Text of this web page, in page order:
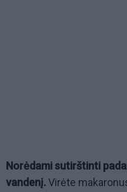
Norėdami sutirštinti
vandenį.Virėte